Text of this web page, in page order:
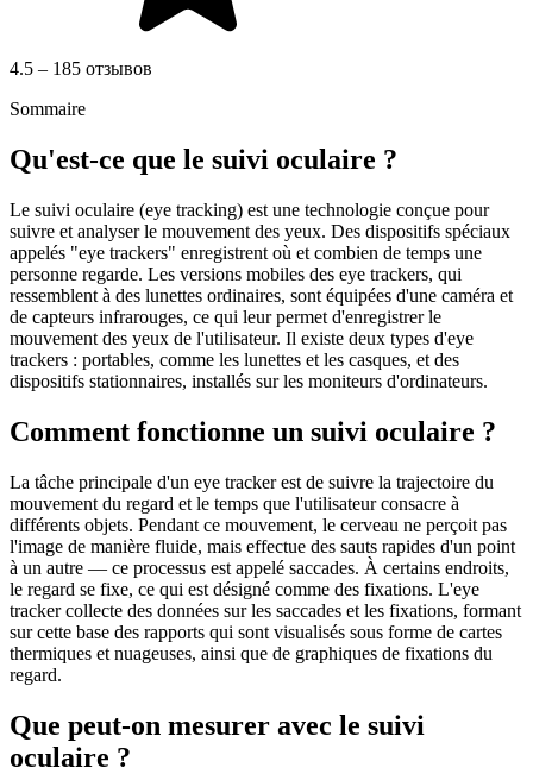
4.5 – 185 отзывов
Sommaire
Qu'est-ce que le suivi oculaire ?
Le suivi oculaire (eye tracking) est une technologie conçue pour
suivre et analyser le mouvement des yeux. Des dispositifs spéciaux
appelés "eye trackers" enregistrent où et combien de temps une
personne regarde. Les versions mobiles des eye trackers, qui
ressemblent à des lunettes ordinaires, sont équipées d'une caméra et
de capteurs infrarouges, ce qui leur permet d'enregistrer le
mouvement des yeux de l'utilisateur. Il existe deux types d'eye
trackers : portables, comme les lunettes et les casques, et des
dispositifs stationnaires, installés sur les moniteurs d'ordinateurs.
Comment fonctionne un suivi oculaire ?
La tâche principale d'un eye tracker est de suivre la trajectoire du
mouvement du regard et le temps que l'utilisateur consacre à
différents objets. Pendant ce mouvement, le cerveau ne perçoit pas
l'image de manière fluide, mais effectue des sauts rapides d'un point
à un autre — ce processus est appelé saccades. À certains endroits,
le regard se fixe, ce qui est désigné comme des fixations. L'eye
tracker collecte des données sur les saccades et les fixations, formant
sur cette base des rapports qui sont visualisés sous forme de cartes
thermiques et nuageuses, ainsi que de graphiques de fixations du
regard.
Que peut-on mesurer avec le suivi
oculaire ?